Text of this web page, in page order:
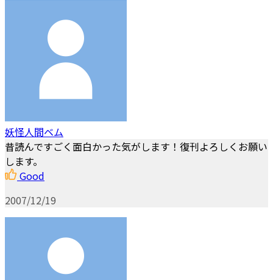
妖怪人間ベム
昔読んですごく面白かった気がします！復刊よろしくお願い
します。
Good
2007/12/19